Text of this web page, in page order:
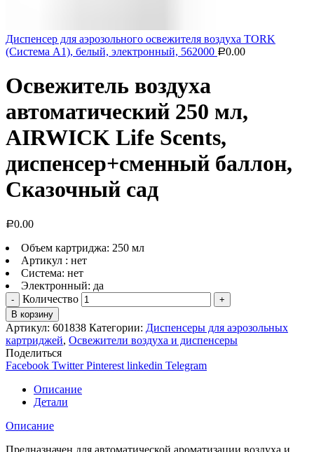
Диспенсер для аэрозольного освежителя воздуха TORK
(Система А1), белый, электронный, 562000 Р0.00
Освежитель воздуха
автоматический 250 мл,
AIRWICK Life Scents,
диспенсер+сменный баллон,
Сказочный сад
Р0.00
Объем картриджа: 250 мл
Артикул : нет
Система: нет
Электронный: да
Количество
В корзину
Артикул: 601838 Категории: Диспенсеры для аэрозольных
картриджей, Освежители воздуха и диспенсеры
Поделиться
Facebook Twitter Pinterest linkedin Telegram
Описание
Детали
Описание
Предназначен для автоматической ароматизации воздуха и